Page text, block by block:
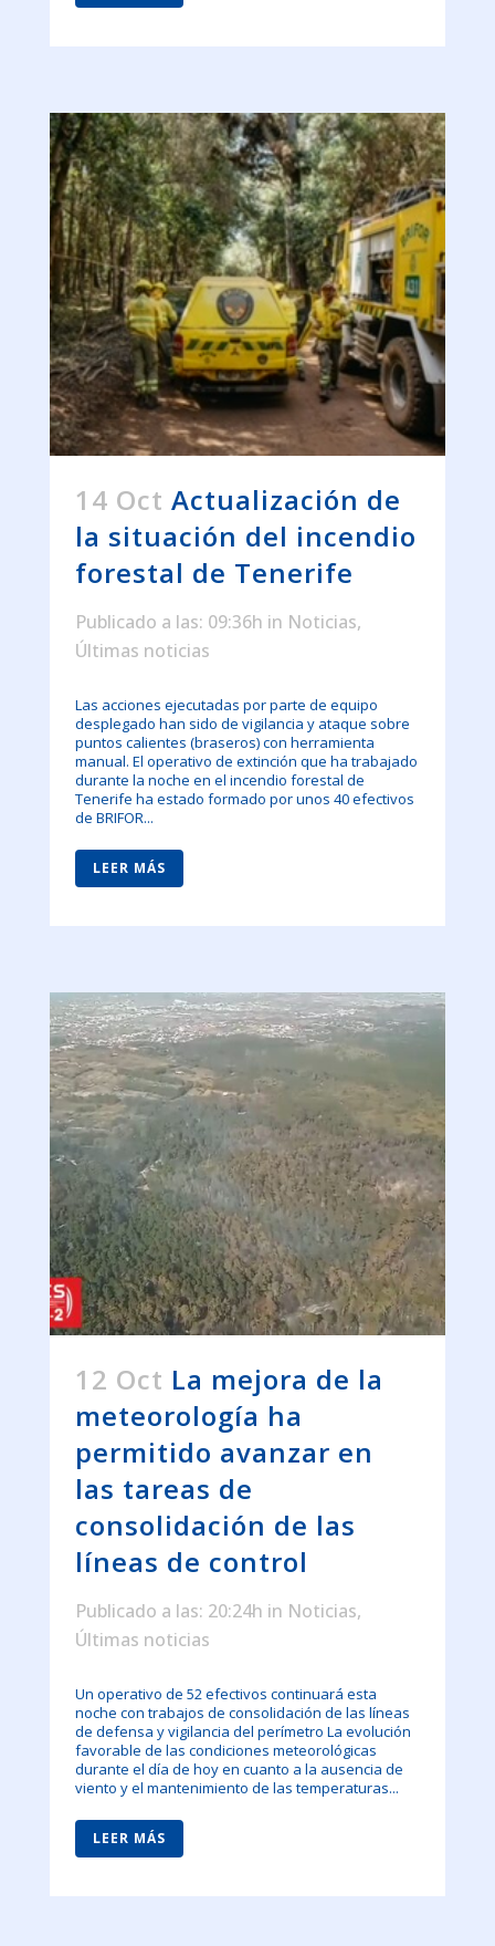
14 Oct Actualización de
la situación del incendio
forestal de Tenerife
Publicado a las: 09:36h in Noticias,
Últimas noticias
Las acciones ejecutadas por parte de equipo
desplegado han sido de vigilancia y ataque sobre
puntos calientes (braseros) con herramienta
manual. El operativo de extinción que ha trabajado
durante la noche en el incendio forestal de
Tenerife ha estado formado por unos 40 efectivos
de BRIFOR...
LEER MÁS
12 Oct La mejora de la
meteorología ha
permitido avanzar en
las tareas de
consolidación de las
líneas de control
Publicado a las: 20:24h in Noticias,
Últimas noticias
Un operativo de 52 efectivos continuará esta
noche con trabajos de consolidación de las líneas
de defensa y vigilancia del perímetro La evolución
favorable de las condiciones meteorológicas
durante el día de hoy en cuanto a la ausencia de
viento y el mantenimiento de las temperaturas...
LEER MÁS